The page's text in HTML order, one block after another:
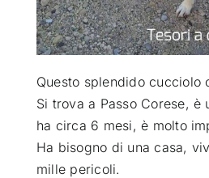
RUBRICHE
SEMPRE CON ME
Questo splendido cucciolo
Si trova a Passo Corese, è
ha circa 6 mesi, è molto
Ha bisogno di una casa,
mille pericoli.